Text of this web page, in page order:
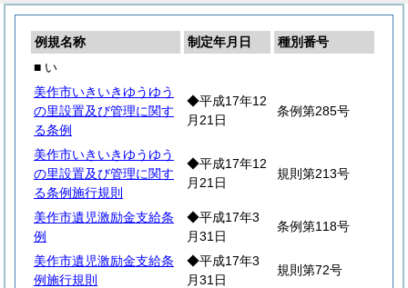
例規名称 制定年月日
種別番号
■ い
美作市いきいきゆうゆう
の里設置及び管理に関す
る条例
◆平成17年12
月21日
条例第285号
美作市いきいきゆうゆう
の里設置及び管理に関す
る条例施行規則
◆平成17年12
月21日
規則第213号
美作市遺児激励金支給条
例
◆平成17年3
月31日
条例第118号
美作市遺児激励金支給条
例施行規則
◆平成17年3
月31日
規則第72号